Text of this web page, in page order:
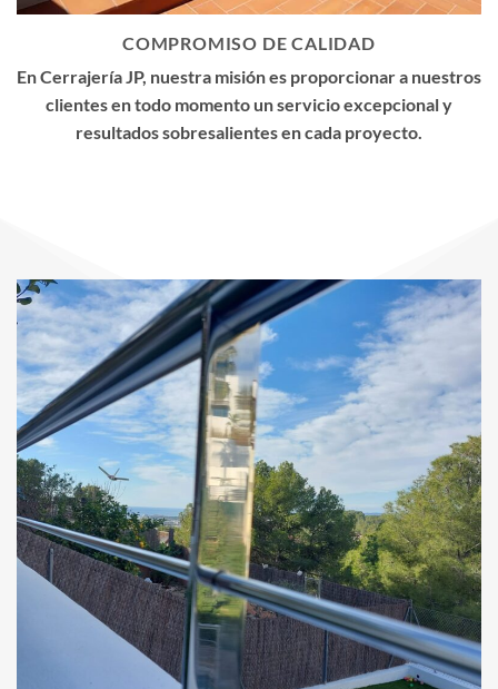
COMPROMISO DE CALIDAD
En Cerrajería JP, nuestra misión es proporcionar a nuestros
clientes en todo momento un servicio excepcional y
resultados sobresalientes en cada proyecto.